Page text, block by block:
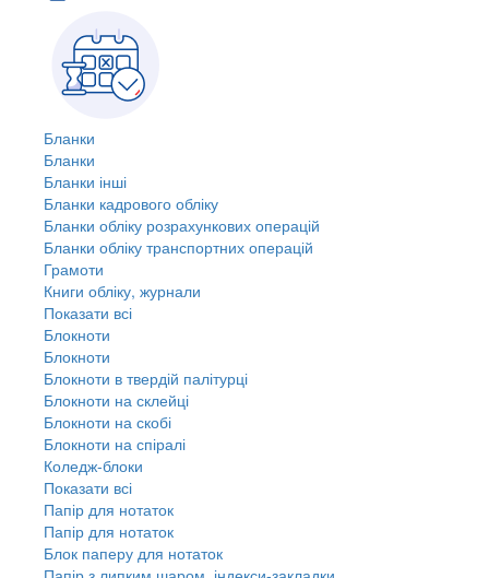
Бланки
Бланки
Бланки інші
Бланки кадрового обліку
Бланки обліку розрахункових операцій
Бланки обліку транспортних операцій
Грамоти
Книги обліку, журнали
Показати всі
Блокноти
Блокноти
Блокноти в твердій палітурці
Блокноти на склейці
Блокноти на скобі
Блокноти на спіралі
Коледж-блоки
Показати всі
Папір для нотаток
Папір для нотаток
Блок паперу для нотаток